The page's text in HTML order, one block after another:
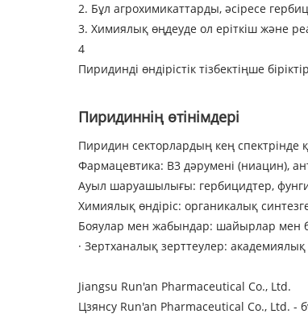
2. Бұл агрохимикаттарды, әсіресе
3. Химиялық өңдеуде ол еріткіш және
4
Пиридинді өндірістік тізбектіңше
Пиридиннің өтінімдері
Пиридин секторлардың кең спектрінде
Фармацевтика: В3 дәрумені (ниацин),
Ауыл шаруашылығы: гербицидтер,
Химиялық өндіріс: органикалық
Бояулар мен жабындар: шайырлар мен
· Зертханалық зерттеулер:
Jiangsu Run'an Pharmaceutical Co., Ltd.
Цзянсу Run'an Pharmaceutical Co., Ltd. -